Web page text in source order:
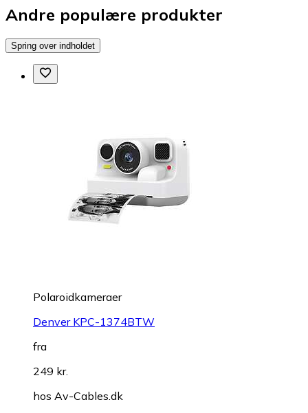
Andre populære produkter
Spring over indholdet
Polaroidkameraer
Denver KPC-1374BTW
fra
249 kr.
hos Av-Cables.dk